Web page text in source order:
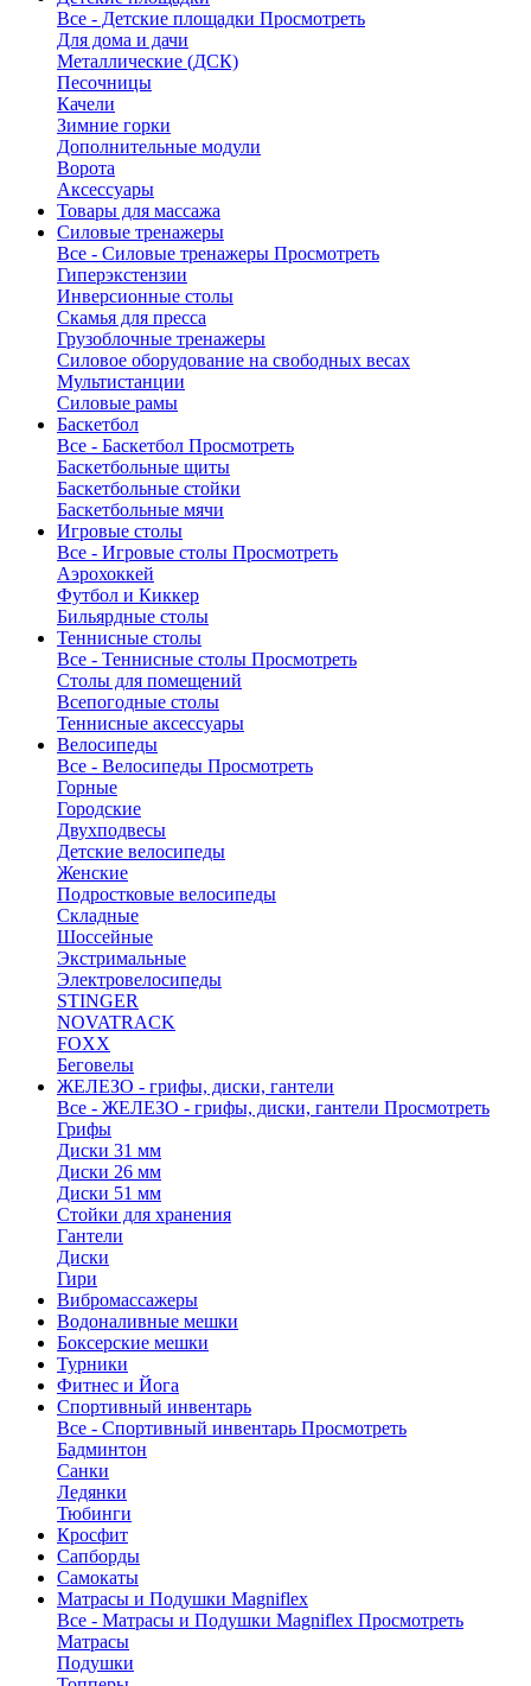
Все - Детские площадки Просмотреть
Для дома и дачи
Металлические (ДСК)
Песочницы
Качели
Зимние горки
Дополнительные модули
Ворота
Аксессуары
Товары для массажа
Силовые тренажеры
Все - Силовые тренажеры Просмотреть
Гиперэкстензии
Инверсионные столы
Скамья для пресса
Грузоблочные тренажеры
Силовое оборудование на свободных весах
Мультистанции
Силовые рамы
Баскетбол
Все - Баскетбол Просмотреть
Баскетбольные щиты
Баскетбольные стойки
Баскетбольные мячи
Игровые столы
Все - Игровые столы Просмотреть
Аэрохоккей
Футбол и Киккер
Бильярдные столы
Теннисные столы
Все - Теннисные столы Просмотреть
Столы для помещений
Всепогодные столы
Теннисные аксессуары
Велосипеды
Все - Велосипеды Просмотреть
Горные
Городские
Двухподвесы
Детские велосипеды
Женские
Подростковые велосипеды
Складные
Шоссейные
Экстримальные
Электровелосипеды
STINGER
NOVATRACK
FOXX
Беговелы
ЖЕЛЕЗО - грифы, диски, гантели
Все - ЖЕЛЕЗО - грифы, диски, гантели Просмотреть
Грифы
Диски 31 мм
Диски 26 мм
Диски 51 мм
Стойки для хранения
Гантели
Диски
Гири
Вибромассажеры
Водоналивные мешки
Боксерские мешки
Турники
Фитнес и Йога
Спортивный инвентарь
Все - Спортивный инвентарь Просмотреть
Бадминтон
Санки
Ледянки
Тюбинги
Кросфит
Сапборды
Самокаты
Матрасы и Подушки Magniflex
Все - Матрасы и Подушки Magniflex Просмотреть
Матрасы
Подушки